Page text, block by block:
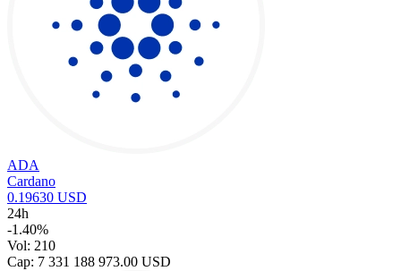
ADA
Cardano
0.19630 USD
24h
-1.40%
Vol: 210
Cap: 7 331 188 973.00 USD